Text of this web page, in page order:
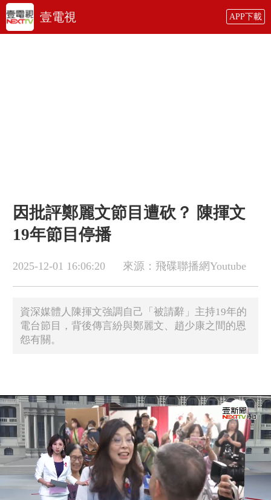
壹電視 APP下載
因批評鄭麗文節目遭砍？ 陳揮文
19年節目停播
2025-12-01 16:06:20 來源：飛碟聯播網Youtube
資深媒體人陳揮文強調自己「被請辭」主持19年的
電台節目，背後傳言紛與鄭麗文、趙少康之間的恩
怨有關。